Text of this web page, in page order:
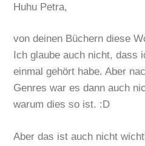
Huhu Petra,
von deinen Büchern diese
Ich glaube auch nicht, dass
einmal gehört habe. Aber
Genres war es dann auch
warum dies so ist. :D
Aber das ist auch nicht